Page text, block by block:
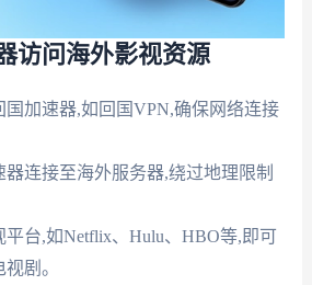
访问海外影视资源
国加速器,如回国VPN,确保网络连接
连接至海外服务器,绕过地理限制
平台,如Netflix、Hulu、HBO等,即可
剧。